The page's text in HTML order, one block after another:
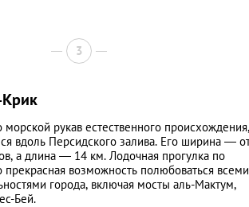
3
рукав естественного происхождения,
вдоль Персидского залива. Его ширина —
а длина — 14 км. Лодочная прогулка по
возможность полюбоваться всеми
города, включая мосты аль-Мактум,
Бей.